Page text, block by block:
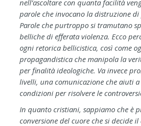
nell’ascoltare con quanta facilità
parole che invocano la distruzione
Parole che purtroppo si tramutano
belliche di efferata violenza. Ecco
ogni retorica bellicistica, così come
propagandistica che manipola la
per finalità ideologiche. Va invece
livelli, una comunicazione che aiuti a
condizioni per risolvere le
In quanto cristiani, sappiamo che è
conversione del cuore che si decide